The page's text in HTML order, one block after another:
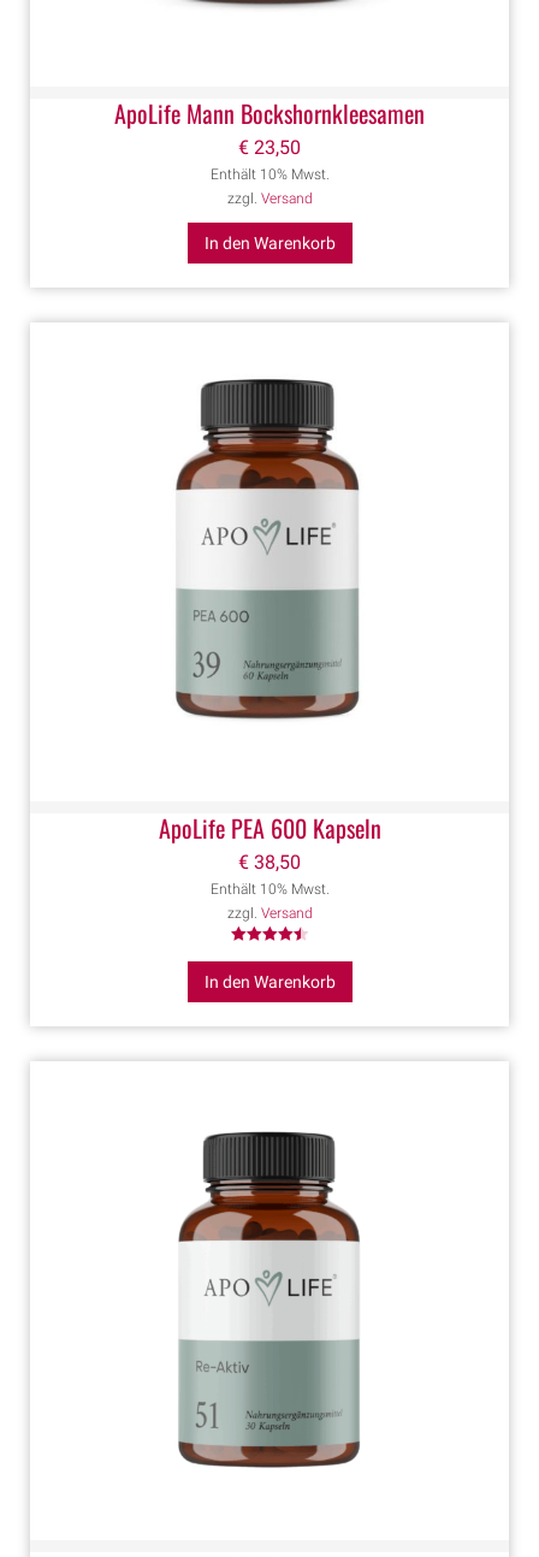
ApoLife Mann Bockshornkleesamen
€ 23,50
Enthält 10% Mwst.
zzgl. Versand
In den Warenkorb
ApoLife PEA 600 Kapseln
€ 38,50
Enthält 10% Mwst.
zzgl. Versand
mit
4.50
von 5
In den Warenkorb